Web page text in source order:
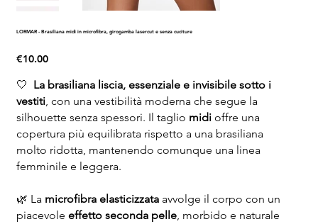
LORMAR - Brasiliana midi in microfibra, girogamba lasercut e senza cuciture
Price
€10.00
🤍 La brasiliana liscia, essenziale e invisibile sotto i
vestiti, con una vestibilità moderna che segue la
silhouette senza spessori. Il taglio midioffre una
copertura più equilibrata rispetto a una brasiliana
molto ridotta, mantenendo comunque una linea
femminile e leggera.
🌿 La microfibra elasticizzataavvolge il corpo con un
piacevole effetto seconda pelle, morbido e naturale